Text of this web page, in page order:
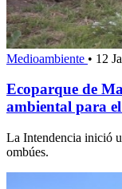
Medioambiente • 12
Ecoparque de
ambiental para
La Intendencia inició
ombúes.